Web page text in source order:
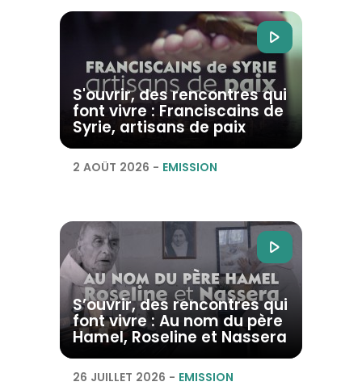
S'ouvrir, des rencontres qui
font vivre : Franciscains de
Syrie, artisans de paix
2 AOÛT 2026 - EMISSION
S’ouvrir, des rencontres qui
font vivre : Au nom du père
Hamel, Roseline et Nassera
26 JUILLET 2026 - EMISSION